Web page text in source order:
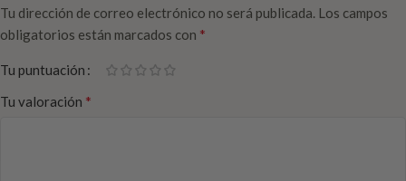
Tu dirección de correo electrónico no será publicada. Los campos
obligatorios están marcados con *
Tu puntuación
Tu valoración *